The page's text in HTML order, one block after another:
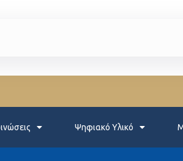
Ψηφιακό Υλικό